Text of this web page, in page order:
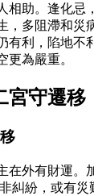
相助。逢化忌
，多阻滯和災
有利，陷地不
更為嚴重。
宮守遷移
在外有財運。
糾紛，或有